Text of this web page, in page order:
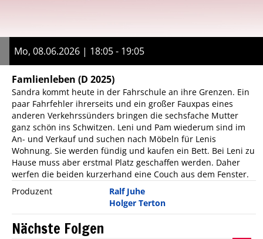
Mo, 08.06.2026 | 18:05 - 19:05
Famlienleben (D 2025)
Sandra kommt heute in der Fahrschule an ihre Grenzen. Ein
paar Fahrfehler ihrerseits und ein großer Fauxpas eines
anderen Verkehrssünders bringen die sechsfache Mutter
ganz schön ins Schwitzen. Leni und Pam wiederum sind im
An- und Verkauf und suchen nach Möbeln für Lenis
Wohnung. Sie werden fündig und kaufen ein Bett. Bei Leni zu
Hause muss aber erstmal Platz geschaffen werden. Daher
werfen die beiden kurzerhand eine Couch aus dem Fenster.
Produzent
Ralf Juhe
Holger Terton
Nächste Folgen